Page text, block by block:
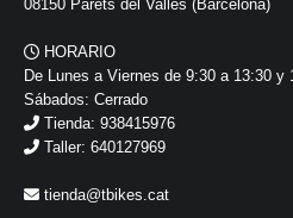
08150 Parets del Vallés (Barcelona)
HORARIO
De Lunes a Viernes de 9:30 a 13:30 y
Sábados: Cerrado
Tienda: 938415976
Taller: 640127969
tienda@tbikes.cat